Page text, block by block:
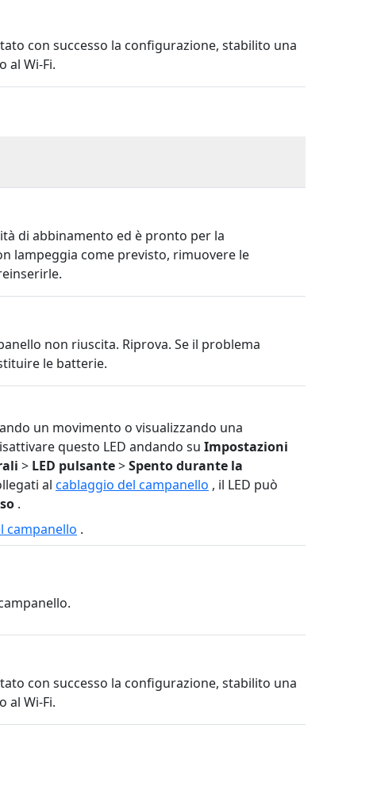
con successo la configurazione, stabilito una
al Wi-Fi.
di abbinamento ed è pronto per la
lampeggia come previsto, rimuovere le
non riuscita. Riprova. Se il problema
le batterie.
un movimento o visualizzando una
questo LED andando su Impostazioni
> LED pulsante>Spento durante la
al cablaggio del campanello , il LED può
.
campanello .
con successo la configurazione, stabilito una
al Wi-Fi.